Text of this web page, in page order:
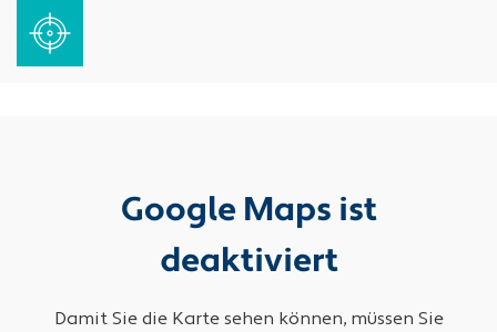
Google Maps ist
deaktiviert
Damit Sie die Karte sehen können, müssen Sie